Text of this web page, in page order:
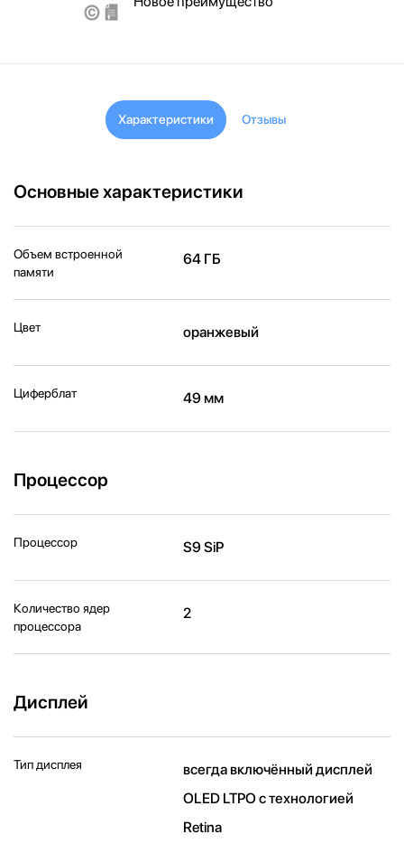
Характеристики Отзывы
Основные характеристики
Объем встроенной
памяти
64 ГБ
Цвет оранжевый
Циферблат 49 мм
Процессор
Процессор S9 SiP
Количество ядер
процессора
2
Дисплей
Тип дисплея
всегда включённый дисплей
OLED LTPO с технологией
Retina